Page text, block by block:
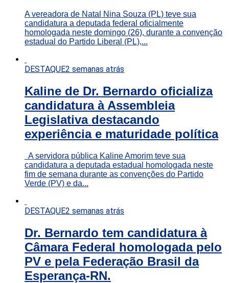
A vereadora de Natal Nina Souza (PL) teve sua
candidatura a deputada federal oficialmente
homologada neste domingo (26), durante a convenção
estadual do Partido Liberal (PL),...
DESTAQUE2 semanas atrás
Kaline de Dr. Bernardo oficializa
candidatura à Assembleia
Legislativa destacando
experiência e maturidade política
A servidora pública Kaline Amorim teve sua
candidatura a deputada estadual homologada neste
fim de semana durante as convenções do Partido
Verde (PV) e da...
DESTAQUE2 semanas atrás
Dr. Bernardo tem candidatura à
Câmara Federal homologada pelo
PV e pela Federação Brasil da
Esperança-RN.